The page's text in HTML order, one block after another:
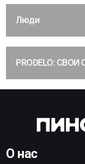
Люди
PRODELO:
О нас